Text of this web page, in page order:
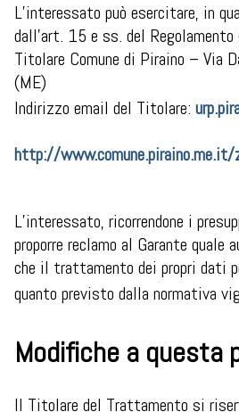
L’interessato può esercitare, in
dall’art. 15 e ss. del
Titolare Comune di Piraino – Via
(ME)
Indirizzo email del Titolare:
http://
L’interessato, ricorrendone i
proporre reclamo al Garante
che il trattamento dei propri dati
quanto previsto dalla normativa
Modifiche a questa
Il Titolare del Trattamento si